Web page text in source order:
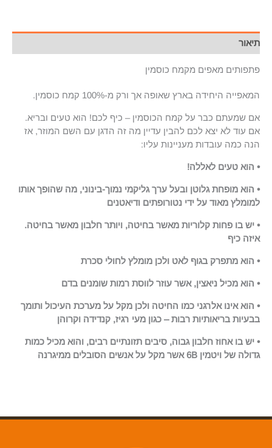
תיאור
פתפותים מאפים מקמח כוסמין
המאפייה היחידה בארץ שאופה אך ורק מ-100% קמח כוסמין.
אם שמעתם כבר על קמח הכוסמין – כיף לכם! הוא טעים ובריא.
אם עוד לא יצא לכם להבין עדיין מה זה הדגן עם השם המוזר, אז
הנה כמה עובדות מעניינות עליו:
• הוא טעים לאללה!
• הוא מופחת גלוטן ובעל ערך גליקמי נמוך-בינוני, מה שהופך אותו
למומלץ מאוד על ידי נטורופתים ודיאטנים
• יש בו פחות קלוריות מאשר בחיטה, ויותר חלבון מאשר בחיטה.
איזה כיף
• הוא מתפרק בגוף לאט ולכן מומלץ לחולי סכרת
• הוא מכיל ניאצין, אשר עוזר לווסת רמות שומנים בדם
• הוא אינו אלרגני כמו החיטה ולכן מקל על מערכת העיכול ותומך
בבעיות בריאותיות רבות – כגון מעי רגיז, קנדידה וקרוהן
• יש בו אחוז חלבון גבוה, סיבים תזונתיים רבים, והוא מכיל כמות
גדולה של ויטמין 6B אשר מקל על אנשים הסובלים ממיגרנה